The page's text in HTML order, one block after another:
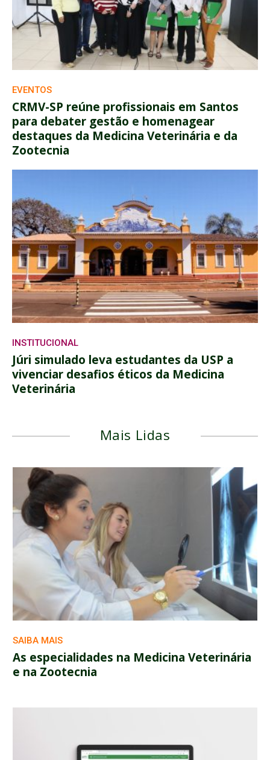
EVENTOS
CRMV-SP reúne profissionais em Santos
para debater gestão e homenagear
destaques da Medicina Veterinária e da
Zootecnia
INSTITUCIONAL
Júri simulado leva estudantes da USP a
vivenciar desafios éticos da Medicina
Veterinária
Mais Lidas
SAIBA MAIS
As especialidades na Medicina Veterinária
e na Zootecnia